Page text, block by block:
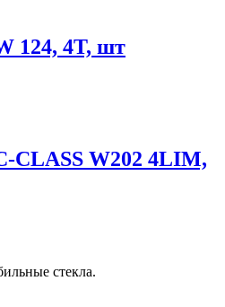
124, 4T, шт
CLASS W202 4LIM,
стекла.